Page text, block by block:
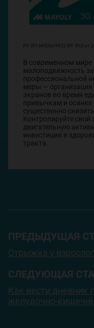
РУ ЛП-№(006992)-(РГ-RU) от
В современном мире
малоподвижность
профессиональной
меры — организация
экранов во время
привычкам и осанке
существенно
Контролируйте
двигательную
инвестиция в
тракта.
ПРЕДЫДУЩАЯ
Отрыжка у
СЛЕДУЮЩАЯ
Как вести дневник
желудочно-